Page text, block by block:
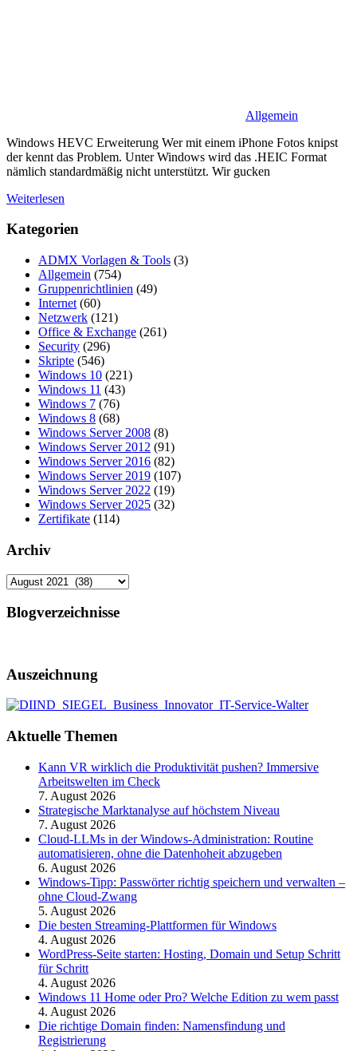
Allgemein
Windows HEVC Erweiterung Wer mit einem iPhone Fotos knipst
der kennt das Problem. Unter Windows wird das .HEIC Format
nämlich standardmäßig nicht unterstützt. Wir gucken
Weiterlesen
Kategorien
ADMX Vorlagen & Tools (3)
Allgemein (754)
Gruppenrichtlinien (49)
Internet (60)
Netzwerk (121)
Office & Exchange (261)
Security (296)
Skripte (546)
Windows 10 (221)
Windows 11 (43)
Windows 7 (76)
Windows 8 (68)
Windows Server 2008 (8)
Windows Server 2012 (91)
Windows Server 2016 (82)
Windows Server 2019 (107)
Windows Server 2022 (19)
Windows Server 2025 (32)
Zertifikate (114)
Archiv
Archiv
Blogverzeichnisse
Auszeichnung
Aktuelle Themen
Kann VR wirklich die Produktivität pushen? Immersive
Arbeitswelten im Check
7. August 2026
Strategische Marktanalyse auf höchstem Niveau
7. August 2026
Cloud-LLMs in der Windows-Administration: Routine
automatisieren, ohne die Datenhoheit abzugeben
6. August 2026
Windows-Tipp: Passwörter richtig speichern und verwalten –
ohne Cloud-Zwang
5. August 2026
Die besten Streaming-Plattformen für Windows
4. August 2026
WordPress-Seite starten: Hosting, Domain und Setup Schritt
für Schritt
4. August 2026
Windows 11 Home oder Pro? Welche Edition zu wem passt
4. August 2026
Die richtige Domain finden: Namensfindung und
Registrierung